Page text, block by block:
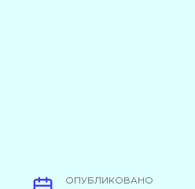
ОПУБЛИКОВАНО